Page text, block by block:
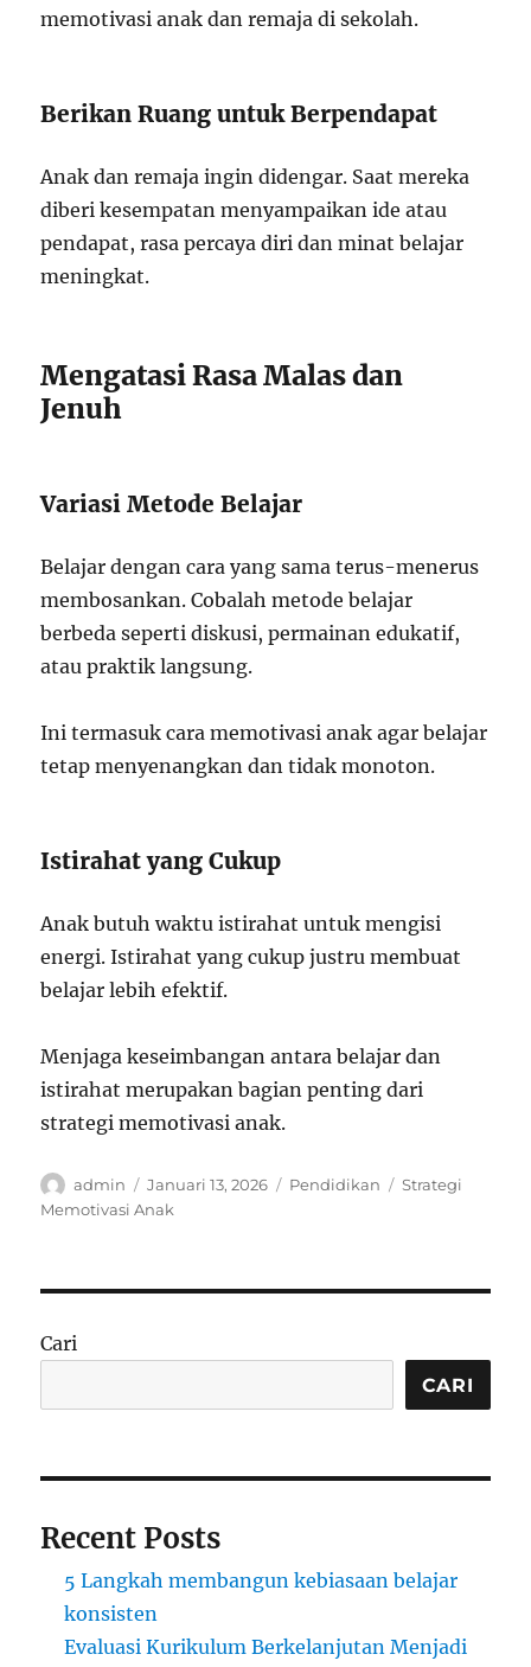
memotivasi anak dan remaja di sekolah.
Berikan Ruang untuk Berpendapat
Anak dan remaja ingin didengar. Saat mereka
diberi kesempatan menyampaikan ide atau
pendapat, rasa percaya diri dan minat belajar
meningkat.
Mengatasi Rasa Malas dan
Jenuh
Variasi Metode Belajar
Belajar dengan cara yang sama terus-menerus
membosankan. Cobalah metode belajar
berbeda seperti diskusi, permainan edukatif,
atau praktik langsung.
Ini termasuk cara memotivasi anak agar belajar
tetap menyenangkan dan tidak monoton.
Istirahat yang Cukup
Anak butuh waktu istirahat untuk mengisi
energi. Istirahat yang cukup justru membuat
belajar lebih efektif.
Menjaga keseimbangan antara belajar dan
istirahat merupakan bagian penting dari
strategi memotivasi anak.
Author
admin
Posted
on
Januari 13, 2026 Categories
Pendidikan Tags
Strategi
Memotivasi Anak
Cari
CARI
Recent Posts
5 Langkah membangun kebiasaan belajar
konsisten
Evaluasi Kurikulum Berkelanjutan Menjadi